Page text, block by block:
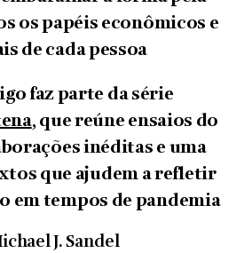
os papéis econômicos e
de cada pessoa
faz parte da série
, que reúne ensaios do
inéditas e uma
que ajudem a refletir
em tempos de pandemia
J. Sandel